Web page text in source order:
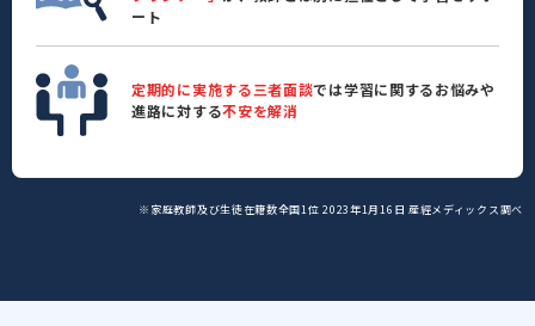
ート
定期的に実施する三者面談では学習に関するお悩みや
進路に対する不安を解消
※家庭教師及び生徒在籍数全国1位 2023年1月16日 産經メディックス調べ